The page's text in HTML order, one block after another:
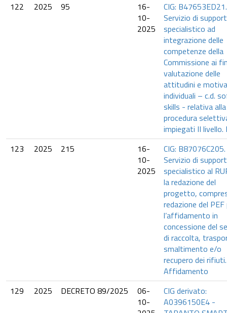
122
2025 95
16-
10-
2025
CIG: B47653ED21.
Servizio di
specialistico ad
integrazione delle
competenze della
Commissione ai
valutazione delle
attitudini e
individuali – c.d.
skills - relativa alla
procedura
impiegati II livello.
123
2025 215
16-
10-
2025
CIG: B87076C205.
Servizio di
specialistico al
la redazione del
progetto,
redazione del PEF
l’affidamento in
concessione del
di raccolta,
smaltimento e/o
recupero dei rifiuti.
Affidamento
129
2025 DECRETO 89/2025
06-
10-
CIG derivato:
A0396150E4 -